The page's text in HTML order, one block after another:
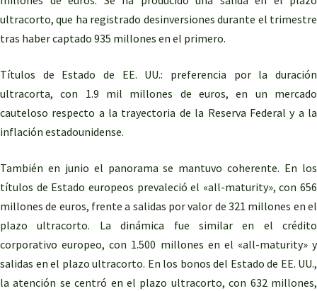
ultracorto, que ha registrado desinversiones durante el trimestre
tras haber captado 935 millones en el primero.
Títulos de Estado de EE. UU.: preferencia por la duración
ultracorta, con 1.9 mil millones de euros, en un mercado
cauteloso respecto a la trayectoria de la Reserva Federal y a la
inflación estadounidense.
También en junio el panorama se mantuvo coherente. En los
títulos de Estado europeos prevaleció el «all-maturity», con 656
millones de euros, frente a salidas por valor de 321 millones en el
plazo ultracorto. La dinámica fue similar en el crédito
corporativo europeo, con 1.500 millones en el «all-maturity» y
salidas en el plazo ultracorto. En los bonos del Estado de EE. UU.,
la atención se centró en el plazo ultracorto, con 632 millones,